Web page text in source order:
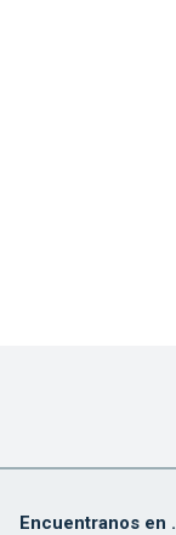
Encuentranos en